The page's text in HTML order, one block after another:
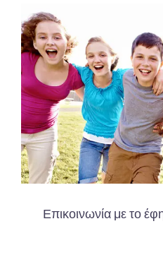
Επικοινωνία με το